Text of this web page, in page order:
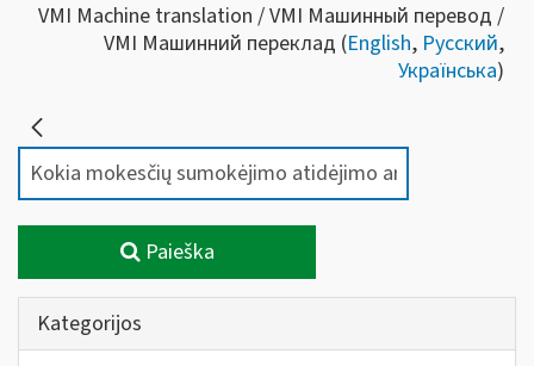
VMI Machine translation / VMI Машинный перевод /
VMI Машинний переклад (English, Русский,
Українська)
Paieška
Kategorijos